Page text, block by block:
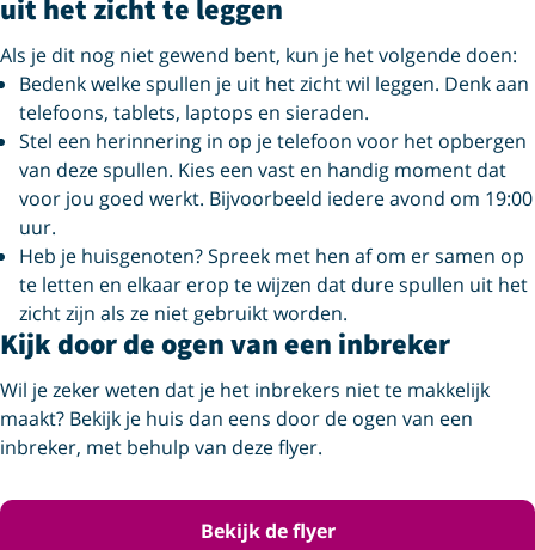
uit het zicht te leggen
Als je dit nog niet gewend bent, kun je het volgende doen:
Bedenk welke spullen je uit het zicht wil leggen. Denk aan
telefoons, tablets, laptops en sieraden.
Stel een herinnering in op je telefoon voor het opbergen
van deze spullen. Kies een vast en handig moment dat
voor jou goed werkt. Bijvoorbeeld iedere avond om 19:00
uur.
Heb je huisgenoten? Spreek met hen af om er samen op
te letten en elkaar erop te wijzen dat dure spullen uit het
zicht zijn als ze niet gebruikt worden.
Kijk door de ogen van een inbreker
Wil je zeker weten dat je het inbrekers niet te makkelijk
maakt? Bekijk je huis dan eens door de ogen van een
inbreker, met behulp van deze flyer.
Bekijk de flyer